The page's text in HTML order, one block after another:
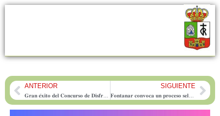
PrevANTERIOR SIGUIENTE
𝐅𝐨𝐧𝐭𝐚𝐧𝐚𝐫 𝐜𝐨𝐧𝐯𝐨𝐜𝐚 𝐮𝐧 𝐩𝐫𝐨𝐜𝐞𝐬𝐨 𝐬𝐞𝐥𝐞𝐜𝐭𝐢𝐯𝐨 𝐩𝐚𝐫𝐚 𝐜𝐫𝐞𝐚𝐫 𝐮𝐧𝐚 𝐛𝐨𝐥𝐬𝐚 𝐝𝐞 𝐭𝐫𝐚𝐛𝐚𝐣𝐨 𝐝𝐞 𝐒𝐞𝐜𝐫𝐞𝐭𝐚𝐫𝐢́𝐚-𝐈𝐧𝐭𝐞𝐫𝐯𝐞𝐧𝐜𝐢𝐨́𝐧 𝐜𝐨𝐧 𝐜𝐚𝐫𝐚́𝐜𝐭𝐞𝐫 𝐢𝐧𝐭𝐞𝐫𝐢𝐧𝐨